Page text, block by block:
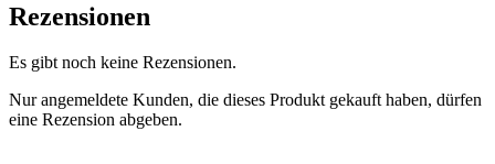
Rezensionen
Es gibt noch keine Rezensionen.
Nur angemeldete Kunden, die dieses Produkt gekauft haben, dürfen
eine Rezension abgeben.